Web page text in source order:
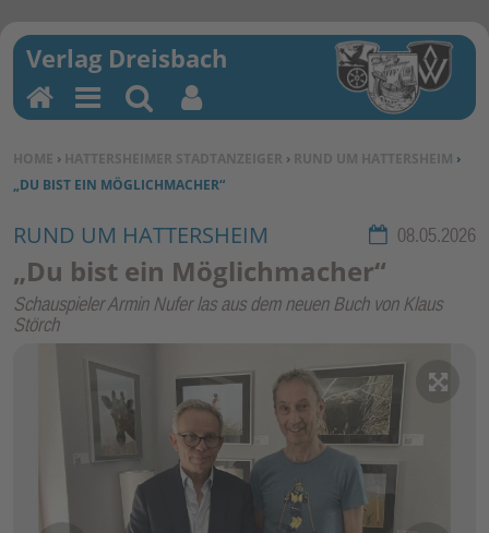
SIE BEFINDEN SICH HIER:
HOME › HATTERSHEIMER STADTANZEIGER › RUND UM HATTERSHEIM ›
„DU BIST EIN MÖGLICHMACHER“
Rubrik:
RUND UM HATTERSHEIM 08.05.2026
„Du bist ein Möglichmacher“
Schauspieler Armin Nufer las aus dem neuen Buch von Klaus
Störch
H
o
m
M
en
u
Su
ch
en
Be
nu
tz
un
kti
on
en